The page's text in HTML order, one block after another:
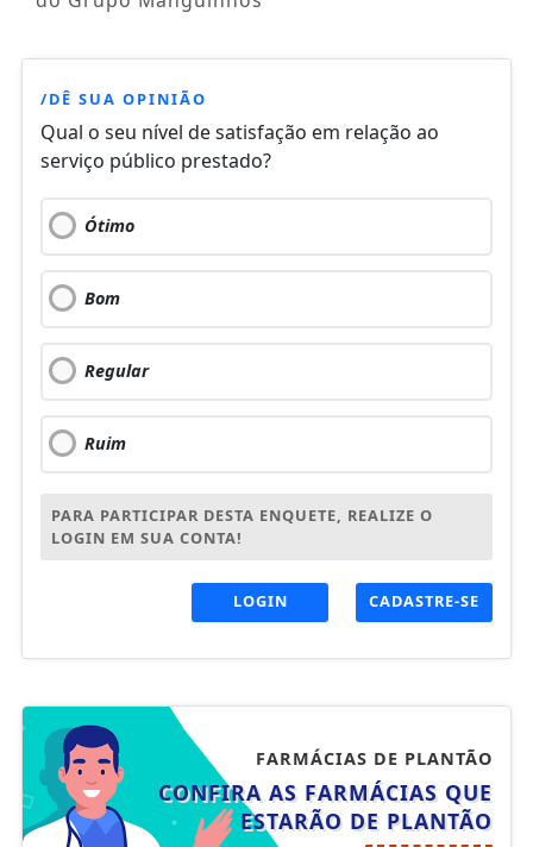
/DÊ SUA OPINIÃO
Qual o seu nível de satisfação em relação ao
serviço público prestado?
Ótimo
Bom
Regular
Ruim
PARA PARTICIPAR DESTA ENQUETE, REALIZE O
LOGIN EM SUA CONTA!
LOGIN CADASTRE-SE
FARMÁCIAS DE PLANTÃO
CONFIRA AS FARMÁCIAS QUE
ESTARÃO DE PLANTÃO